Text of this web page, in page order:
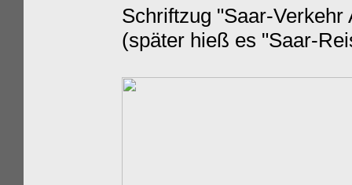
Schriftzug "Saar-
(später hieß es "Saar-